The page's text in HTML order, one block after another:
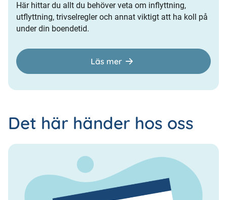
Här hittar du allt du behöver veta om inflyttning,
utflyttning, trivselregler och annat viktigt att ha koll på
under din boendetid.
Läs mer
Det här händer hos oss